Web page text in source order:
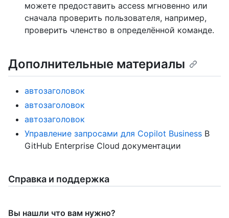
можете предоставить access мгновенно или
сначала проверить пользователя, например,
проверить членство в определённой команде.
Дополнительные материалы
автозаголовок
автозаголовок
автозаголовок
Управление запросами для Copilot Business В
GitHub Enterprise Cloud документации
Справка и поддержка
Вы нашли что вам нужно?